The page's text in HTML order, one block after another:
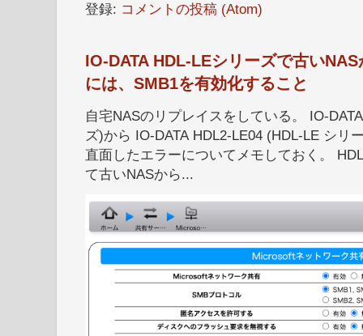
登録: コメントの投稿 (Atom)
IO-DATA HDL-LEシリーズで古い
には、SMB1を有効化すること
自宅NASのリプレイスをしている。 IO-
ズ)から IO-DATA HDL2-LE04 (HDL-LE シリ
直面したエラーについてメモしておく。
て古いNASから...